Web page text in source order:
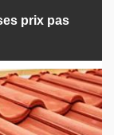
prix pas